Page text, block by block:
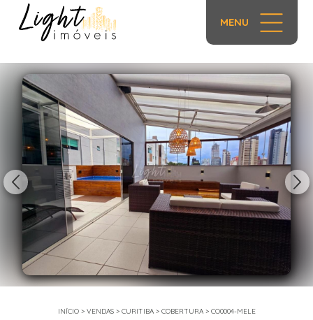
MENU
INÍCIO> VENDAS> CURITIBA> COBERTURA> CO0004-MELE